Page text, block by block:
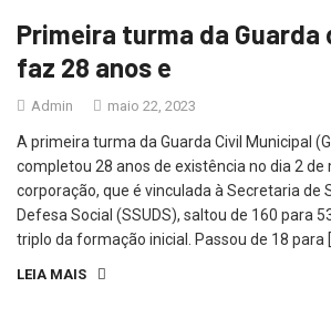
Primeira turma da Guarda
faz 28 anos e
Admin maio 22, 2023
A primeira turma da Guarda Civil Municipal
completou 28 anos de existência no dia 2 de
corporação, que é vinculada à Secretaria de
Defesa Social (SSUDS), saltou de 160 para
triplo da formação inicial. Passou de 18 para
LEIA MAIS